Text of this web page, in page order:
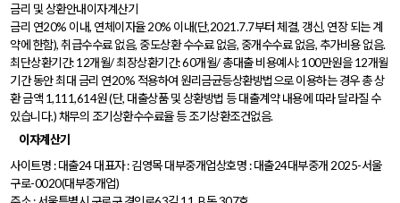
금리 및 상환안내이자계산기
금리 연20% 이내, 연체이자율 20% 이내(단,2021.7.7부터 체결, 갱신, 연장 되는 계
약에 한함), 취급수수료 없음, 중도상환 수수료 없음, 중개수수료 없음, 추가비용 없음.
최단상환기간: 12개월/ 최장상환기간: 60개월/ 총대출 비용예시: 100만원을 12개월
기간 동안 최대 금리 연20% 적용하여 원리금균등상환방법으로 이용하는 경우 총 상
환 금액 1,111,614원 (단, 대출상품 및 상환방법 등 대출계약 내용에 따라 달라질 수
있습니다.) 채무의 조기상환수수료율 등 조기상환조건없음.
이자계산기
사이트명 : 대출24 대표자 : 김영목 대부중개업상호명 : 대출24대부중개 2025-서울
구로-0020(대부중개업)